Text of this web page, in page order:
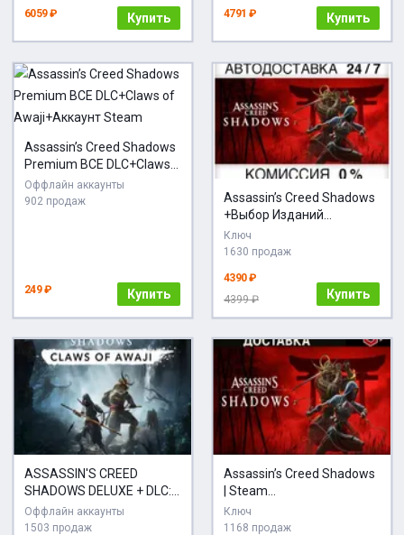
6059 ₽ Купить 4791 ₽ Купить
Assassin’s Creed Shadows
Premium ВСЕ DLC+Claws
of Awaji+Аккаунт Steam
Оффлайн аккаунты
902 продаж
249 ₽ Купить
Assassin’s Creed Shadows
+Выбор Изданий
STEAM•RU
Ключ
1630 продаж
4390 ₽
4399 ₽
Купить
ASSASSIN'S CREED
SHADOWS DELUXE + DLC:
CLAWS OF AWAJI |
UBISOFT
Оффлайн аккаунты
1503 продаж
Assassin’s Creed Shadows
| Steam
РУ+УА+КЗ+TR+AR+CN
Ключ
1168 продаж